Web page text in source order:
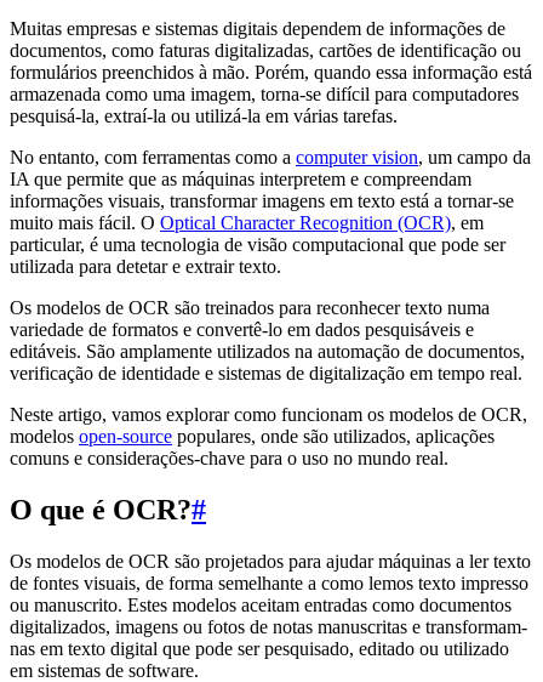
Muitas empresas e sistemas digitais dependem de informações de
documentos, como faturas digitalizadas, cartões de identificação ou
formulários preenchidos à mão. Porém, quando essa informação está
armazenada como uma imagem, torna-se difícil para computadores
pesquisá-la, extraí-la ou utilizá-la em várias tarefas.
No entanto, com ferramentas como a computer vision, um campo da
IA que permite que as máquinas interpretem e compreendam
informações visuais, transformar imagens em texto está a tornar-se
muito mais fácil. O Optical Character Recognition (OCR), em
particular, é uma tecnologia de visão computacional que pode ser
utilizada para detetar e extrair texto.
Os modelos de OCR são treinados para reconhecer texto numa
variedade de formatos e convertê-lo em dados pesquisáveis e
editáveis. São amplamente utilizados na automação de documentos,
verificação de identidade e sistemas de digitalização em tempo real.
Neste artigo, vamos explorar como funcionam os modelos de OCR,
modelos open-source populares, onde são utilizados, aplicações
comuns e considerações-chave para o uso no mundo real.
O que é OCR?#
Os modelos de OCR são projetados para ajudar máquinas a ler texto
de fontes visuais, de forma semelhante a como lemos texto impresso
ou manuscrito. Estes modelos aceitam entradas como documentos
digitalizados, imagens ou fotos de notas manuscritas e transformam-
nas em texto digital que pode ser pesquisado, editado ou utilizado
em sistemas de software.